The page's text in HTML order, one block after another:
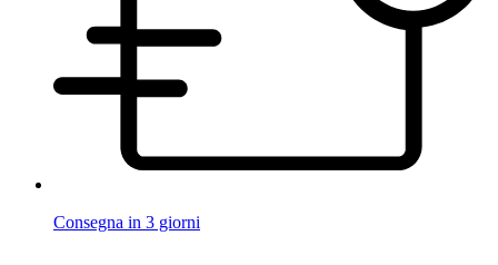
Consegna in 3 giorni